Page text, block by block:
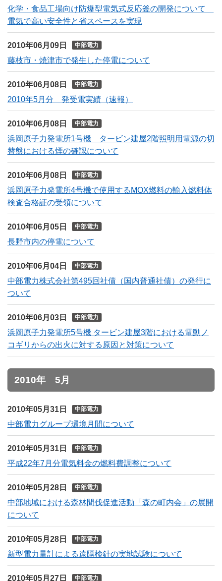
化学・食品工場向け防爆型電気式反応釜の開発について
電気で高い安全性と省スペースを実現
2010年06月09日 中部電力
藤枝市・焼津市で発生した停電について
2010年06月08日 中部電力
2010年5月分 発受電実績（速報）
2010年06月08日 中部電力
浜岡原子力発電所1号機 タービン建屋2階照明用電源の切
替盤における煙の確認について
2010年06月08日 中部電力
浜岡原子力発電所4号機で使用するMOX燃料の輸入燃料体
検査合格証の受領について
2010年06月05日 中部電力
長野市内の停電について
2010年06月04日 中部電力
中部電力株式会社第495回社債（国内普通社債）の発行に
ついて
2010年06月03日 中部電力
浜岡原子力発電所5号機 タービン建屋3階における電動ノ
コギリからの出火に対する原因と対策について
2010年 5月
2010年05月31日 中部電力
中部電力グループ環境月間について
2010年05月31日 中部電力
平成22年7月分電気料金の燃料費調整について
2010年05月28日 中部電力
中部地域における森林間伐促進活動「森の町内会」の展開
について
2010年05月28日 中部電力
新型電力量計による遠隔検針の実地試験について
2010年05月27日 中部電力